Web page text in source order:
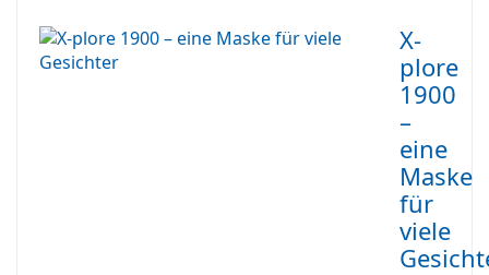
X-
plore
1900
–
eine
Maske
für
viele